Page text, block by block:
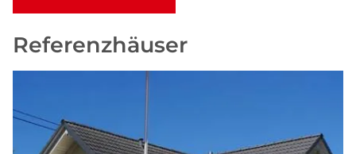
Referenzhäuser